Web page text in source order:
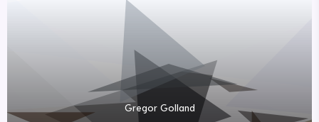
Gregor Golland